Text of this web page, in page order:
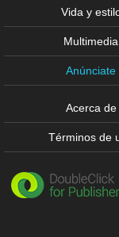
Vida y
Multimedia
Anúnciate
Acerca de
Términos de